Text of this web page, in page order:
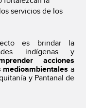
servicios de los
es brindar la
indígenas y
acciones
a
y Pantanal de